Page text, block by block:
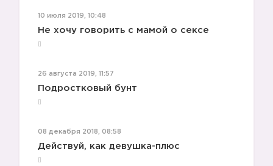
10 июля 2019, 10:48
Не хочу говорить с мамой о сексе
26 августа 2019, 11:57
Подростковый бунт
08 декабря 2018, 08:58
Действуй, как девушка-плюс